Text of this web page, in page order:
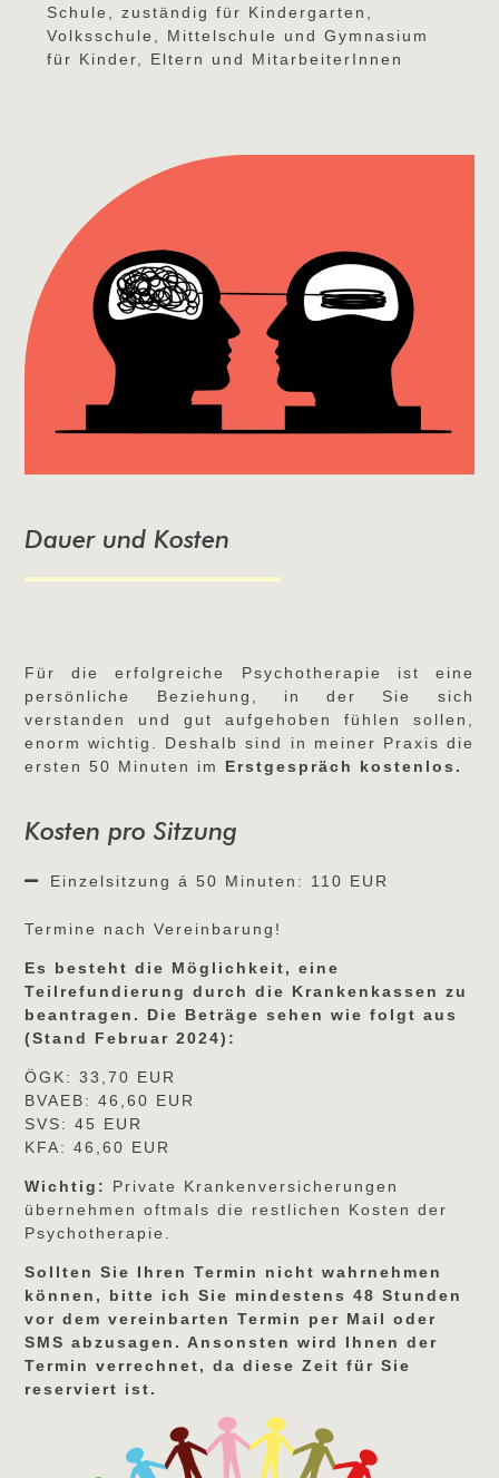
Schule, zuständig für Kindergarten,
Volksschule, Mittelschule und Gymnasium
für Kinder, Eltern und MitarbeiterInnen
Dauer und Kosten
Für die erfolgreiche Psychotherapie ist eine
persönliche Beziehung, in der Sie sich
verstanden und gut aufgehoben fühlen sollen,
enorm wichtig. Deshalb sind in meiner Praxis die
ersten 50 Minuten im Erstgespräch kostenlos.
Kosten pro Sitzung
Einzelsitzung á 50 Minuten: 110 EUR
Termine nach Vereinbarung!
Es besteht die Möglichkeit, eine
Teilrefundierung durch die Krankenkassen zu
beantragen. Die Beträge sehen wie folgt aus
(Stand Februar 2024):
ÖGK: 33,70 EUR
BVAEB: 46,60 EUR
SVS: 45 EUR
KFA: 46,60 EUR
Wichtig:
Private Krankenversicherungen
übernehmen oftmals die restlichen Kosten der
Psychotherapie.
Sollten Sie Ihren Termin nicht wahrnehmen
können, bitte ich Sie mindestens 48 Stunden
vor dem vereinbarten Termin per Mail oder
SMS abzusagen. Ansonsten wird Ihnen der
Termin verrechnet, da diese Zeit für Sie
reserviert ist.